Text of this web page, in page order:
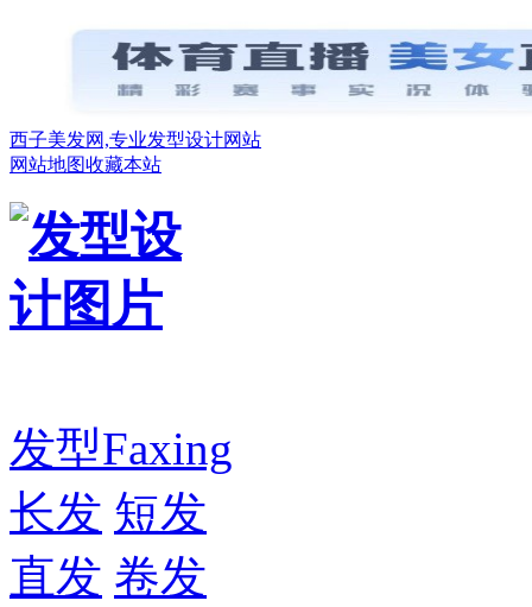
西子美发网,专业发型设计网站
网站地图收藏本站
发型Faxing
长发 短发
直发 卷发